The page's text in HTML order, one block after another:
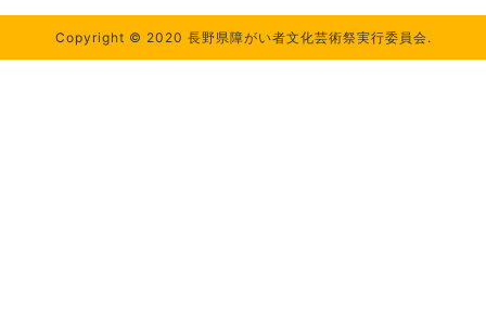
Copyright © 2020 長野県障がい者文化芸術祭実行委員会.